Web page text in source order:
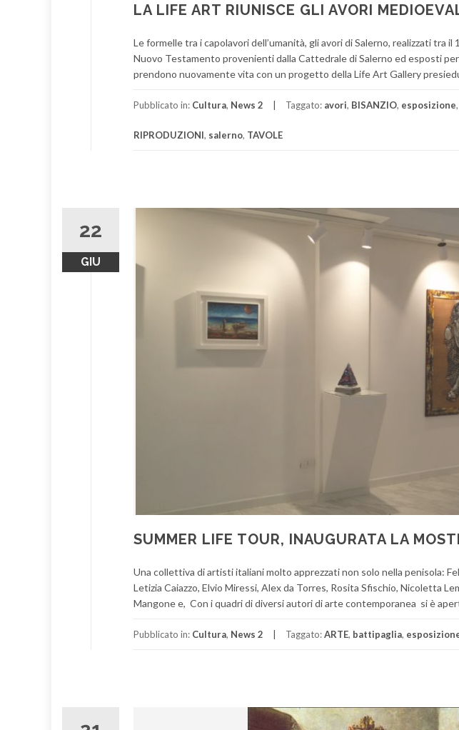
LA LIFE ART RIUNISCE GLI AVORI
Le formelle tra i capolavori dell’umanità, gli avori di Salerno, realizzati tra
Nuovo Testamento provenienti dalla Cattedrale di Salerno ed esposti
prendono nuovamente vita con un progetto della Life Art Gallery
Pubblicato in: Cultura, News 2 Taggato: avori, BISANZIO, esposizione,
RIPRODUZIONI, salerno, TAVOLE
22
GIU
SUMMER LIFE TOUR, INAUGURATA LA
Una collettiva di artisti italiani molto apprezzati non solo nella penisola:
Letizia Caiazzo, Elvio Miressi, Alex da Torres, Rosita Sfischio, Nicoletta
Mangone e, Con i quadri di diversi autori di arte contemporanea si è
Pubblicato in: Cultura, News 2 Taggato:ARTE, battipaglia,